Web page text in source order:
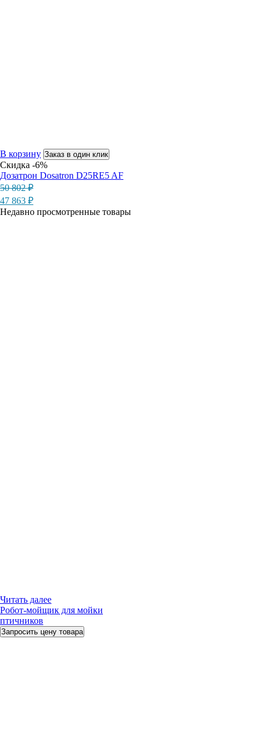
В корзину Заказ в один клик
Скидка -6%
Дозатрон Dosatron D25RE5 AF
50 802₽
Первоначальная
цена
составляла
50
47 863 ₽
Текущая
цена:
47
863 ₽.
Недавно просмотренные товары
Читать далее
Робот-мойщик для мойки
птичников
Запросить цену товара